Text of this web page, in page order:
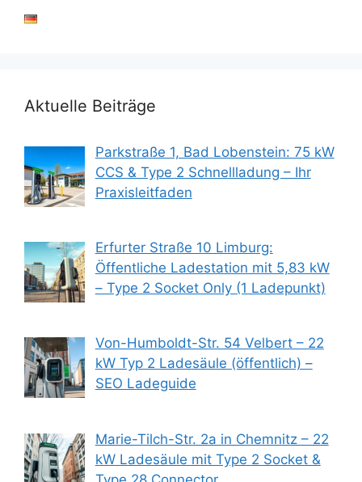
Aktuelle Beiträge
Parkstraße 1, Bad Lobenstein: 75 kW
CCS & Type 2 Schnellladung – Ihr
Praxisleitfaden
Erfurter Straße 10 Limburg:
Öffentliche Ladestation mit 5,83 kW
– Type 2 Socket Only (1 Ladepunkt)
Von-Humboldt-Str. 54 Velbert – 22
kW Typ 2 Ladesäule (öffentlich) –
SEO Ladeguide
Marie-Tilch-Str. 2a in Chemnitz – 22
kW Ladesäule mit Type 2 Socket &